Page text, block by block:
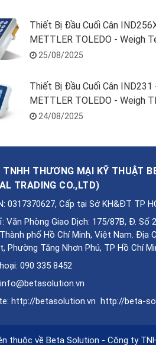
Thiết Bị Đầu Cuối Cân
METTLER TOLEDO - Weigh
IND256X
25/08/2025
Thiết Bị Đầu Cuối Cân IND231
METTLER TOLEDO - Weigh
231G10001000A00
24/08/2025
TNHH THƯƠNG MẠI KỸ THUẬT
TRADING CO.,LTD)
0317370627, Cấp tại Sở KH&ĐT TP
Văn Phòng Giao Dịch: 175/87B, Đ. Số
phố Hồ Chí Minh, Việt Nam. Địa
Phường Tăng Nhơn Phú, TP Hồ Chí
090 335 8452
info@betasolution.vn
http://betasolution.vn http://beta-
thuộc về Beta Solution - Công ty